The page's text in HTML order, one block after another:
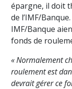
épargne, il doit
de l’IMF/
IMF/Banque
fonds de
« Normalement
roulement est
devrait gérer ce